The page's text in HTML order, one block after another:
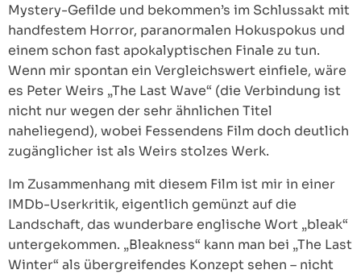
Mystery-Gefilde und bekommen’s im Schlussakt mit
handfestem Horror, paranormalen Hokuspokus und
einem schon fast apokalyptischen Finale zu tun.
Wenn mir spontan ein Vergleichswert einfiele, wäre
es Peter Weirs „The Last Wave“ (die Verbindung ist
nicht nur wegen der sehr ähnlichen Titel
naheliegend), wobei Fessendens Film doch deutlich
zugänglicher ist als Weirs stolzes Werk.
Im Zusammenhang mit diesem Film ist mir in einer
IMDb-Userkritik, eigentlich gemünzt auf die
Landschaft, das wunderbare englische Wort „bleak“
untergekommen. „Bleakness“ kann man bei „The Last
Winter“ als übergreifendes Konzept sehen – nicht